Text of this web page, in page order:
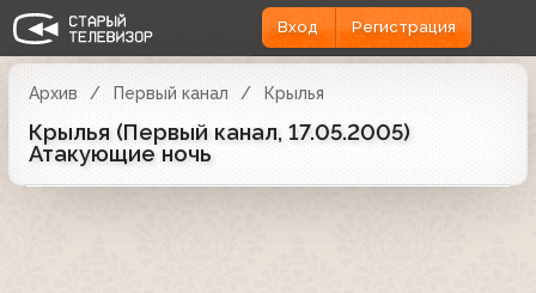
Вход Регистрация
Архив Первый канал Крылья
Крылья (Первый канал, 17.05.2005)
Атакующие ночь